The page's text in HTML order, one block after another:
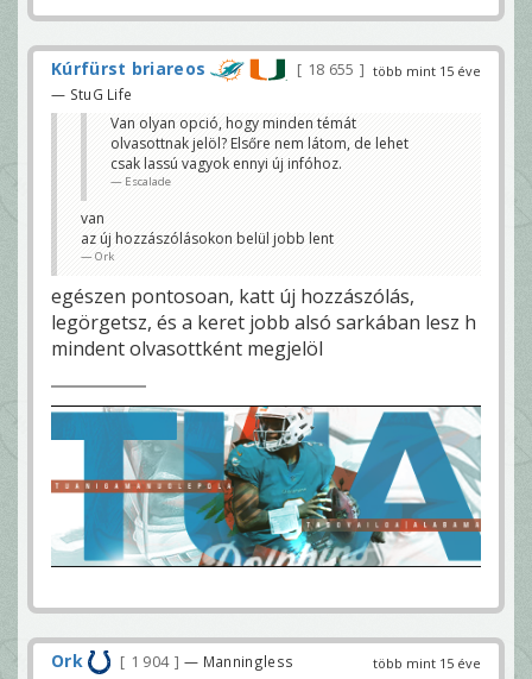
több mint 15 éve
Kúrfürst briareos 18 655
— StuG Life
Van olyan opció, hogy minden témát
olvasottnak jelöl? Elsőre nem látom, de lehet
csak lassú vagyok ennyi új infóhoz.
Escalade
van
az új hozzászólásokon belül jobb lent
Ork
egészen pontosoan, katt új hozzászólás,
legörgetsz, és a keret jobb alsó sarkában lesz h
mindent olvasottként megjelöl
több mint 15 éve
Ork 1 904 — Manningless